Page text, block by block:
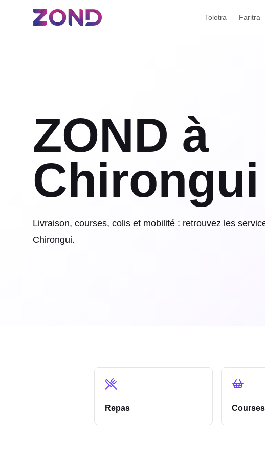
Tolotra Faritra
ZOND à
Chirongui
Livraison, courses, colis et mobilité : retrouvez les
Chirongui.
Repas Courses